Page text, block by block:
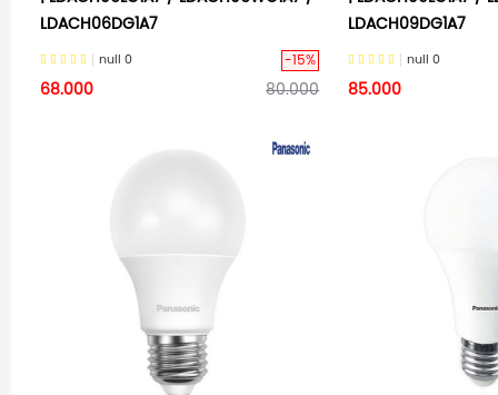
LDACH06DG1A7
null 0 -15%
68.000 80.000
LDACH09DG1A7
null 0
85.000